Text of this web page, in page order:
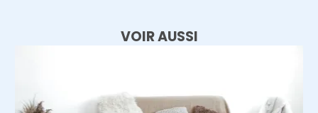
VOIR AUSSI